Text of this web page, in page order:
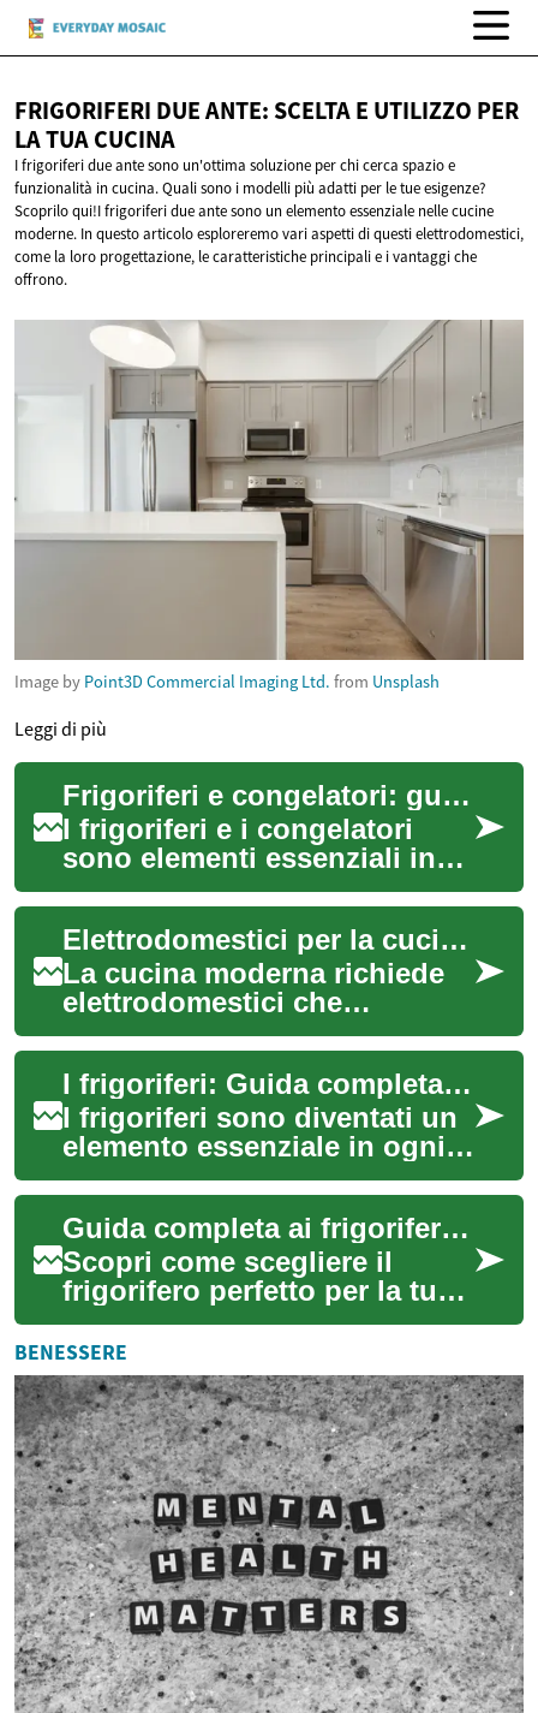
FRIGORIFERI DUE ANTE: SCELTA E UTILIZZO PER
LATUA CUCINA
I frigoriferi due ante sono un'ottima soluzione per chi cerca spazio e
funzionalità in cucina. Quali sono i modelli più adatti per le tue esigenze?
Scoprilo qui!I frigoriferi due ante sono un elemento essenziale nelle cucine
moderne. In questo articolo esploreremo vari aspetti di questi elettrodomestici,
come la loro progettazione, le caratteristiche principali e i vantaggi che
offrono.
Image by Point3D Commercial Imaging Ltd. from Unsplash
Leggi di più
Frigoriferi e congelatori: guida pratica per scelta e uso
I frigoriferi e i congelatori
sono elementi essenziali in
ogni cucina: conservano
alimenti, riducono gli sprechi
e se...
Elettrodomestici per la cucina: guida pratica per la scelta
La cucina moderna richiede
elettrodomestici che
combinino funzionalità,
efficienza e facilità d'uso.
Questa guida esa...
I frigoriferi: Guida completa agli elettrodomestici indispensabili per la cucina moderna
I frigoriferi sono diventati un
elemento essenziale in ogni
cucina moderna, svolgendo
un ruolo cruciale nella
conserv...
Guida completa ai frigoriferi: scelta, efficienza e utilizzo ottimale
Scopri come scegliere il
frigorifero perfetto per la tua
cucina, ottimizzare il
consumo energetico e
prolungare la fr...
BENESSERE